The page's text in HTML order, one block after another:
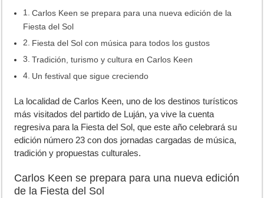
Carlos Keen se prepara para una nueva edición de la
Fiesta del Sol
Fiesta del Sol con música para todos los gustos
Tradición, turismo y cultura en Carlos Keen
Un festival que sigue creciendo
La localidad deCarlos Keen, uno de los destinos turísticos
más visitados del partido de Luján, ya vive la cuenta
regresiva para la Fiesta del Sol , que este año celebrará su
edición número 23 con dos jornadas cargadas de música,
tradición y propuestas culturales.
Carlos Keen se prepara para una nueva edición
de la Fiesta del Sol